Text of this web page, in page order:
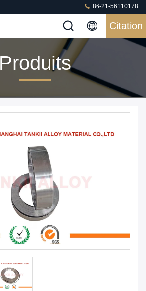
86-21-56110178
Citation
Produits